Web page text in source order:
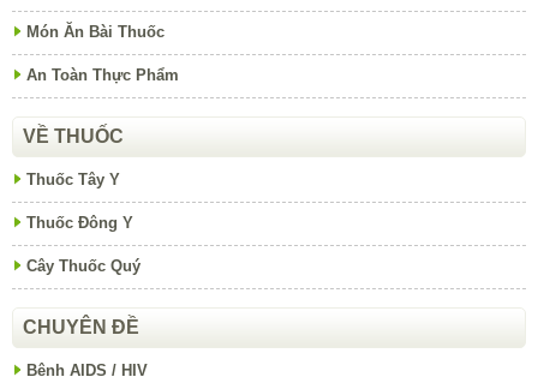
Món Ăn Bài Thuốc
An Toàn Thực Phẩm
VỀ THUỐC
Thuốc Tây Y
Thuốc Đông Y
Cây Thuốc Quý
CHUYÊN ĐỀ
Bệnh AIDS / HIV